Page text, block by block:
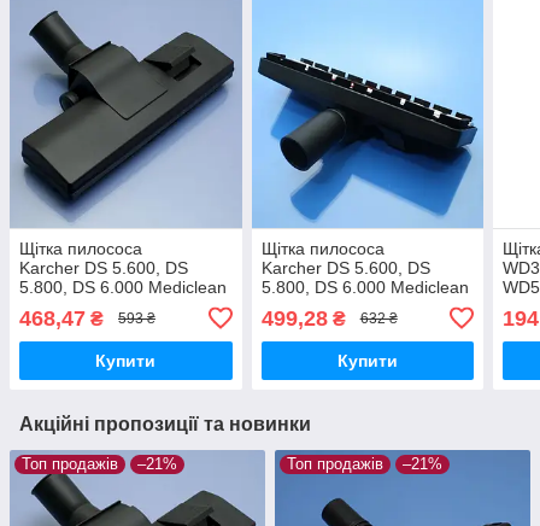
Щітка пилососа
Karcher DS 5.600, DS
5.800, DS 6.000 Mediclean
468,47 ₴ 593 ₴
Купити
Щітка пилососа
Karcher DS 5.600, DS
5.800, DS 6.000 Mediclean
паркета
499,28₴ 632 ₴
Купити
Акційні пропозиції та новинки
Топ продажів –21% Топ продажів –21%